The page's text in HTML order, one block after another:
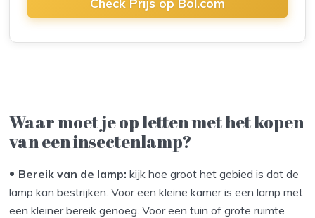
Waar moet je op letten met het kopen
van een insectenlamp?
Bereik van de lamp:kijk hoe groot het gebied is dat de
lamp kan bestrijken. Voor een kleine kamer is een lamp met
een kleiner bereik genoeg. Voor een tuin of grote ruimte